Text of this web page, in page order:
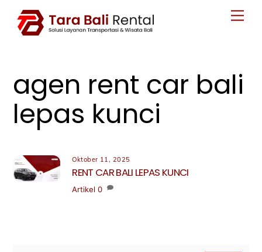
content
agen rent car bali
lepas kunci
Oktober 11, 2025
RENT CAR BALI LEPAS KUNCI
Artikel 0